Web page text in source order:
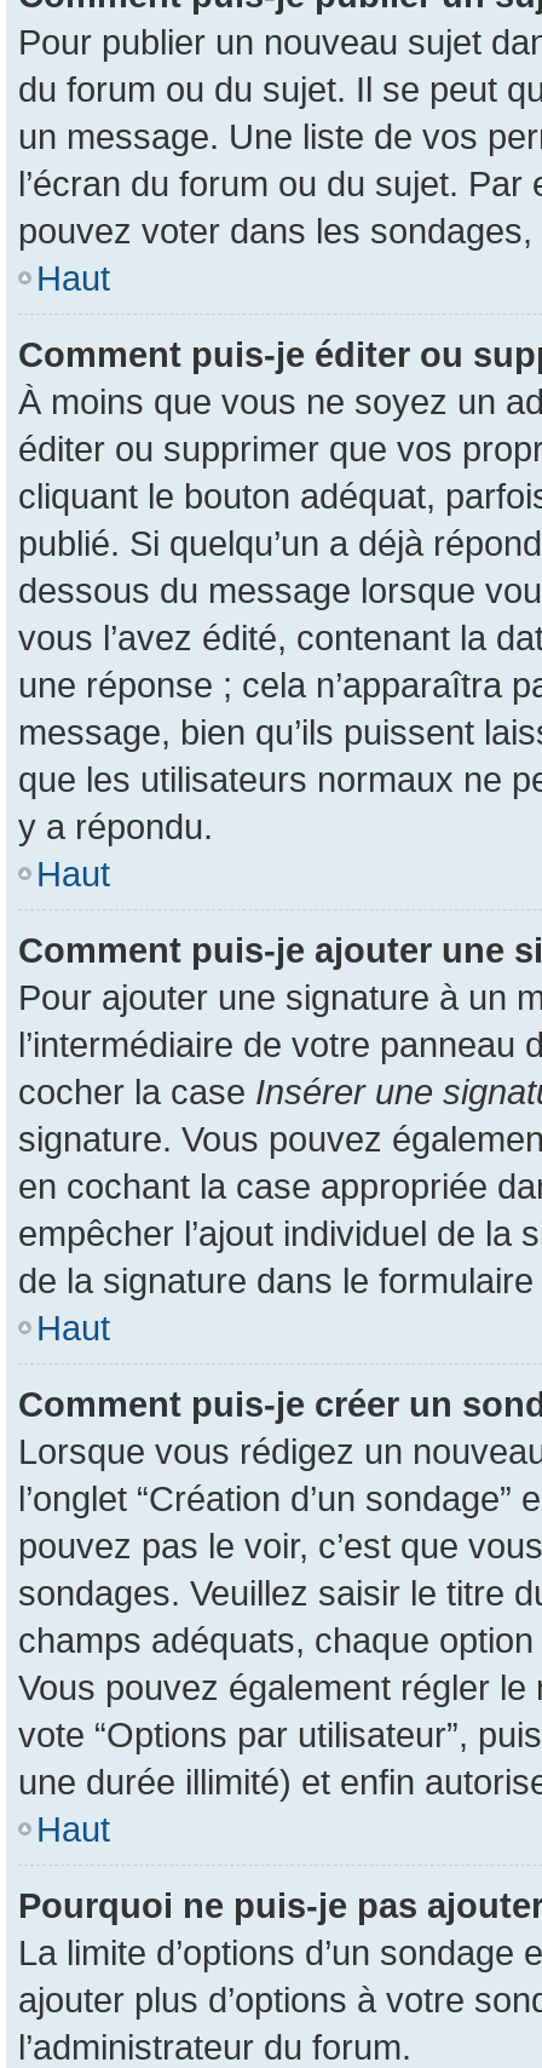
Pour publier un nouveau sujet
du forum ou du sujet. Il se peut
un message. Une liste de vos
l’écran du forum ou du sujet.
pouvez voter dans les sondages,
Haut
Comment puis-je éditer ou
À moins que vous ne soyez un
éditer ou supprimer que vos
cliquant le bouton adéquat,
publié. Si quelqu’un a déjà
dessous du message lorsque
vous l’avez édité, contenant la
une réponse ; cela n’apparaîtra
message, bien qu’ils puissent
que les utilisateurs normaux ne
y a répondu.
Haut
Comment puis-je ajouter une
Pour ajouter une signature à un
l’intermédiaire de votre panneau
cocher la case Insérer une
signature. Vous pouvez
en cochant la case appropriée
empêcher l’ajout individuel de la
de la signature dans le
Haut
Comment puis-je créer un
Lorsque vous rédigez un
l’onglet “Création d’un
pouvez pas le voir, c’est que
sondages. Veuillez saisir le titre
champs adéquats, chaque
Vous pouvez également régler
vote “Options par utilisateur”,
une durée illimité) et enfin
Haut
Pourquoi ne puis-je pas
La limite d’options d’un
ajouter plus d’options à votre
l’administrateur du forum.